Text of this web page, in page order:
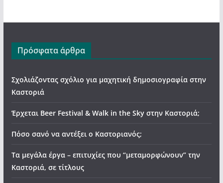
Πρόσφατα άρθρα
Σχολιάζοντας σχόλιο για μαχητική δημοσιογραφία στην
Καστοριά
Έρχεται Beer Festival & Walk in the Sky στην Καστοριά;
Πόσο σανό να αντέξει ο Καστοριανός;
Τα μεγάλα έργα – επιτυχίες που “μεταμορφώνουν” την
Καστοριά, σε τίτλους